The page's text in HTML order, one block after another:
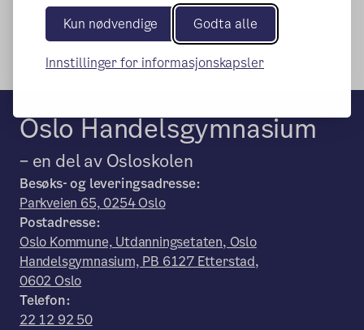
Kun nødvendige Godta alle
Innstillinger for informasjonskapsler
Oslo Handelsgymnasium
– en del av Osloskolen
Besøks- og leveringsadresse:
Parkveien 65, 0254 Oslo
Postadresse:
Oslo Kommune, Utdanningsetaten, Oslo
Handelsgymnasium, PB 6127 Etterstad,
0602 Oslo
Telefon:
22 12 92 50